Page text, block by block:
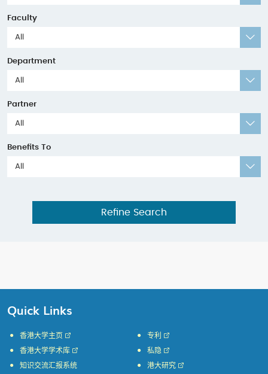
Faculty
All
Department
All
Partner
All
Benefits To
All
Refine Search
Quick Links
香港大学主页
香港大学学术库
知识交流汇报系统
专利
私隐
港大研究